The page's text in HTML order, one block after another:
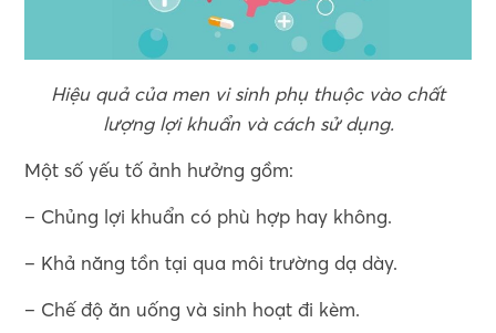
Hiệu quả của men vi sinh phụ thuộc vào chất
lượng lợi khuẩn và cách sử dụng.
Một số yếu tố ảnh hưởng gồm:
– Chủng lợi khuẩn có phù hợp hay không.
– Khả năng tồn tại qua môi trường dạ dày.
– Chế độ ăn uống và sinh hoạt đi kèm.